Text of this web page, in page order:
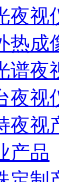
夜视
热成
谱夜
夜视
夜视
产品